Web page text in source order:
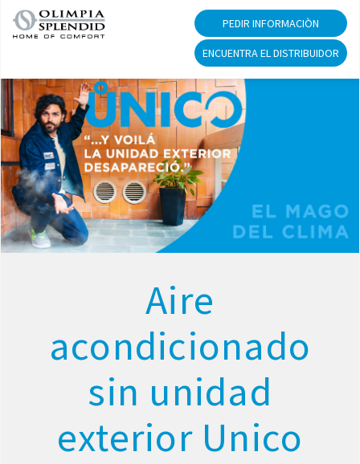
PEDIR INFORMACIÒN
ENCUENTRA EL DISTRIBUIDOR
Aire
acondicionado
sin unidad
exterior Unico